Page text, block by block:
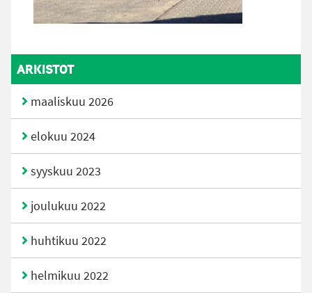
ARKISTOT
maaliskuu 2026
elokuu 2024
syyskuu 2023
joulukuu 2022
huhtikuu 2022
helmikuu 2022